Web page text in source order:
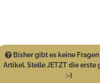
Bisher gibt es keine
Artikel. Stelle JETZT die erste
:-)